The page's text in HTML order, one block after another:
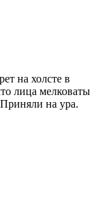
на холсте в
лица мелковаты
Приняли на ура.